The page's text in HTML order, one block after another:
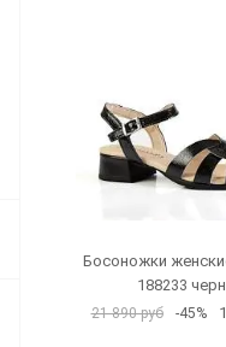
Босоножки
188233
21 890 руб -45%